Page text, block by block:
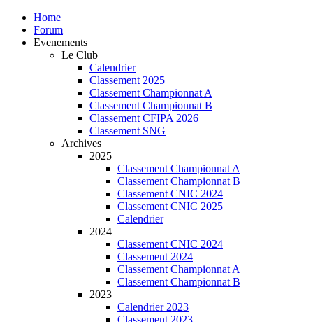
Home
Forum
Evenements
Le Club
Calendrier
Classement 2025
Classement Championnat A
Classement Championnat B
Classement CFIPA 2026
Classement SNG
Archives
2025
Classement Championnat A
Classement Championnat B
Classement CNIC 2024
Classement CNIC 2025
Calendrier
2024
Classement CNIC 2024
Classement 2024
Classement Championnat A
Classement Championnat B
2023
Calendrier 2023
Classement 2023